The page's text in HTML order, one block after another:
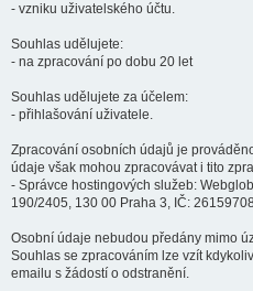
- vzniku uživatelského účtu.
Souhlas udělujete:
- na zpracování po dobu 20 let
Souhlas udělujete za účelem:
- přihlašování uživatele.
Zpracování osobních údajů je
údaje však mohou zpracovávat i tito
- Správce hostingových služeb:
190/2405, 130 00 Praha 3, IČ:
Osobní údaje nebudou předány mimo
Souhlas se zpracováním lze vzít
emailu s žádostí o odstranění.